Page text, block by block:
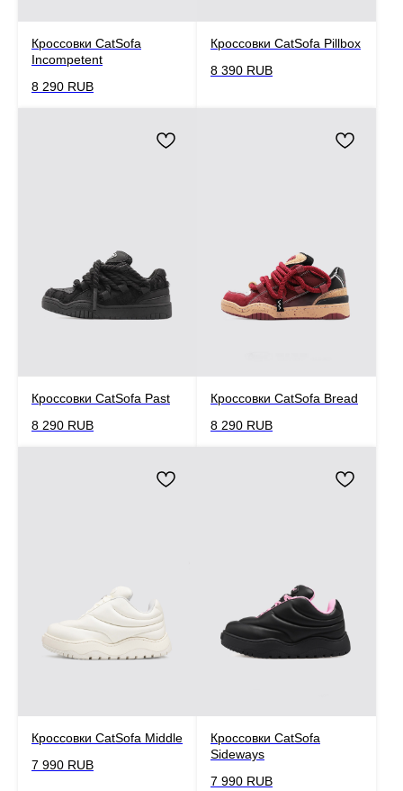
Кроссовки CatSofa
Incompetent
8 290 RUB
Кроссовки CatSofa Pillbox
8 390 RUB
Кроссовки CatSofa Past
8 290 RUB
Кроссовки CatSofa Bread
8 290 RUB
Кроссовки CatSofa Middle
7 990 RUB
Кроссовки CatSofa
Sideways
7 990 RUB